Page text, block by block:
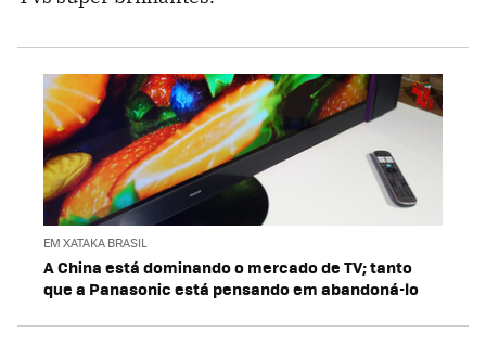
EM XATAKA BRASIL
A China está dominando o mercado de TV; tanto
que a Panasonic está pensando em abandoná-lo